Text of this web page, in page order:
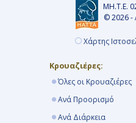
ΜΗ.Τ.Ε.
© 2026 -
Χάρτης
Κρουαζιέρες:
Όλες οι Κρουαζιέρες
Ανά Προορισμό
Ανά Διάρκεια